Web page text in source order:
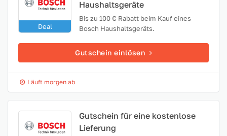
Deal
Haushaltsgeräte
Bis zu 100 € Rabatt beim Kauf eines
Bosch Haushaltsgeräts.
Gutschein einlösen
Läuft morgen ab
Gutschein für eine kostenlose
Lieferung